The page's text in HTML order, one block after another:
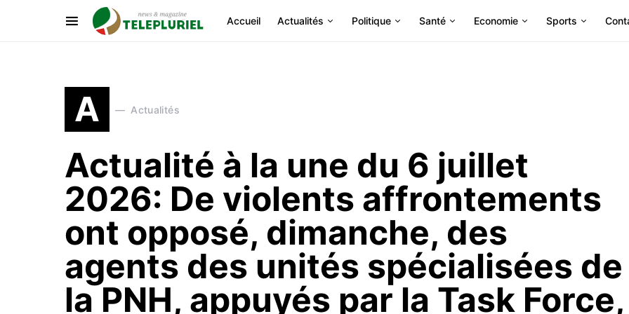
Accueil Actualités Politique Santé Economie Sports
A Actualités
Actualité à la une du 6 juillet
2026: De violents affrontements
ont opposé, dimanche, des
agents des unités spécialisées de
la PNH, appuyés par la Task Force,